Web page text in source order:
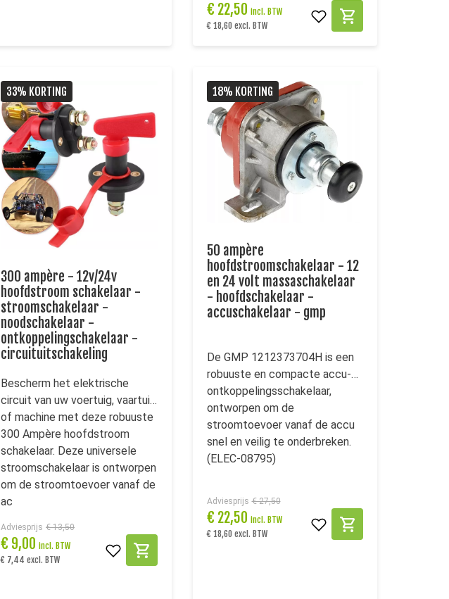
€ 22,50 incl. BTW
€ 18,60 excl. BTW
33% KORTING
300 ampère - 12v/24v
hoofdstroom schakelaar -
stroomschakelaar -
noodschakelaar -
ontkoppelingschakelaar -
circuituitschakeling
Bescherm het elektrische
circuit van uw voertuig, vaartuig
of machine met deze robuuste
300 Ampère hoofdstroom
schakelaar. Deze universele
stroomschakelaar is ontworpen
om de stroomtoevoer vanaf de
ac
Adviesprijs € 13,50
€ 9,00 incl. BTW
€ 7,44 excl. BTW
18% KORTING
50 ampère
hoofdstroomschakelaar - 12
en 24 volt massaschakelaar
- hoofdschakelaar -
accuschakelaar - gmp
De GMP 1212373704H is een
robuuste en compacte accu-
ontkoppelingsschakelaar,
ontworpen om de
stroomtoevoer vanaf de accu
snel en veilig te onderbreken.
(ELEC-08795)
Adviesprijs € 27,50
€ 22,50 incl. BTW
€ 18,60 excl. BTW